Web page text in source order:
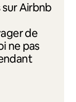
Airbnb
de
ne pas